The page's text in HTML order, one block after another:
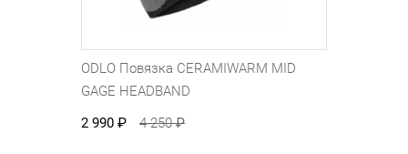
ODLO Повязка CERAMIWARM MID
GAGE HEADBAND
2 990 ₽ 4 250₽